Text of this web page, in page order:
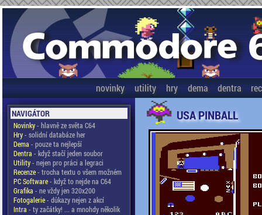
novinky utility hry dema dentra
NAVIGÁTOR
Novinky- hlavně ze světa C64
Hry- solidní databáze her
Dema - pouze ta nejlepší
Dentra - když stačí jeden soubor
Utility- nejen pro práci a legraci
Recenze- trocha textu o všem možném
PC Software- když to nejde na C64
Grafika - ne vždy jen 320x200
Fotogalerie- důkazy nejen z akcí
Intra - ty začátky! ... a mnohdy několik
USA PINBALL